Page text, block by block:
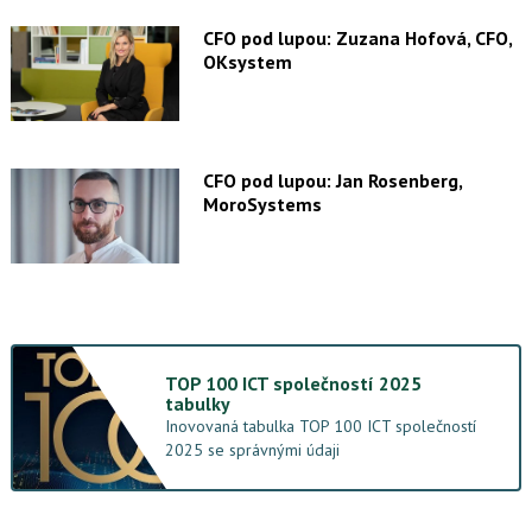
CFO pod lupou: Zuzana Hofová, CFO,
OKsystem
CFO pod lupou: Jan Rosenberg,
MoroSystems
TOP 100 ICT společností 2025
tabulky
Inovovaná tabulka TOP 100 ICT společností
2025 se správnými údaji